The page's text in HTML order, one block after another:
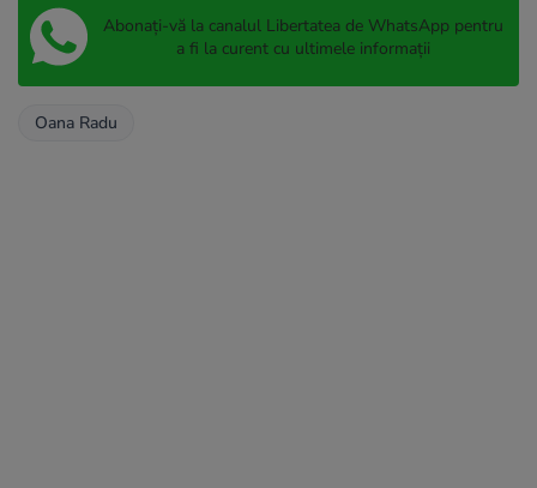
Abonați-vă la canalul Libertatea de WhatsApp pentru
a fi la curent cu ultimele informații
Oana Radu